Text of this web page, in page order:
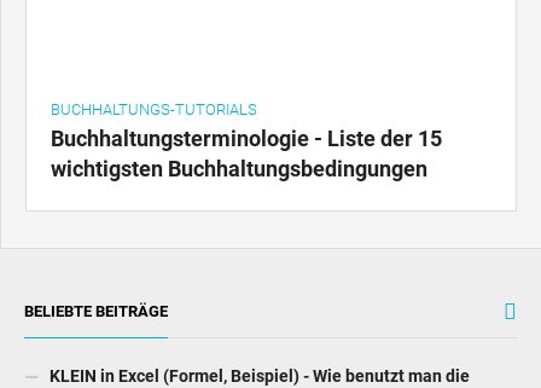
BUCHHALTUNGS-TUTORIALS
Buchhaltungsterminologie - Liste der 15
wichtigsten Buchhaltungsbedingungen
BELIEBTE BEITRÄGE
KLEIN in Excel (Formel, Beispiel) - Wie benutzt man die